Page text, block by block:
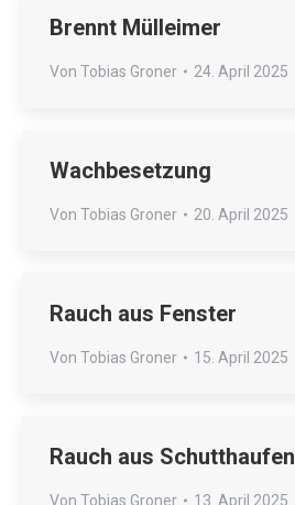
Brennt Mülleimer
Von Tobias Groner 24. April 2025
Wachbesetzung
Von Tobias Groner 20. April 2025
Rauch aus Fenster
Von Tobias Groner 15. April 2025
Rauch aus Schutthaufen
Von Tobias Groner 13. April 2025